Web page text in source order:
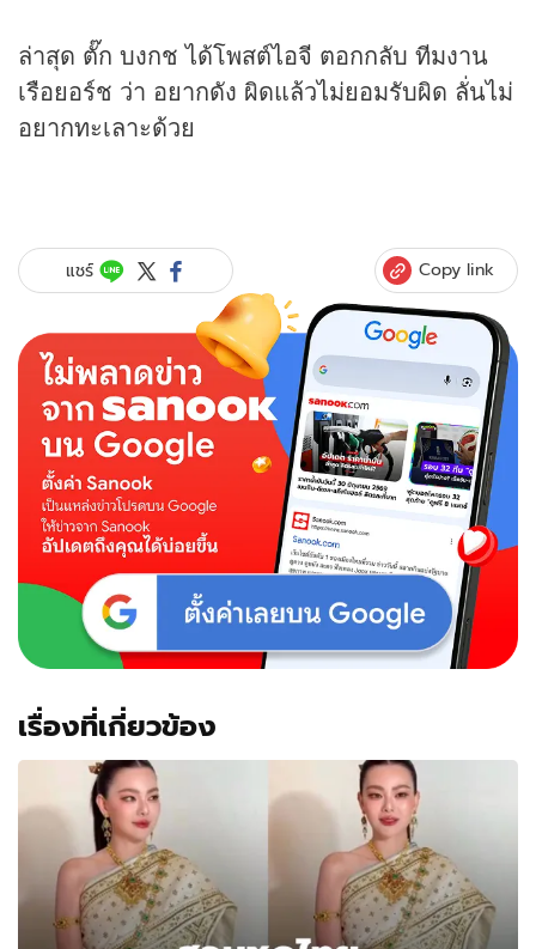
ล่าสุด ตั๊ก บงกช ได้โพสต์ไอจี ตอกกลับ ทีมงาน
เรือยอร์ช ว่า อยากดัง ผิดแล้วไม่ยอมรับผิด ลั่นไม่
อยากทะเลาะด้วย
แชร์ Copy link
เรื่องที่เกี่ยวข้อง